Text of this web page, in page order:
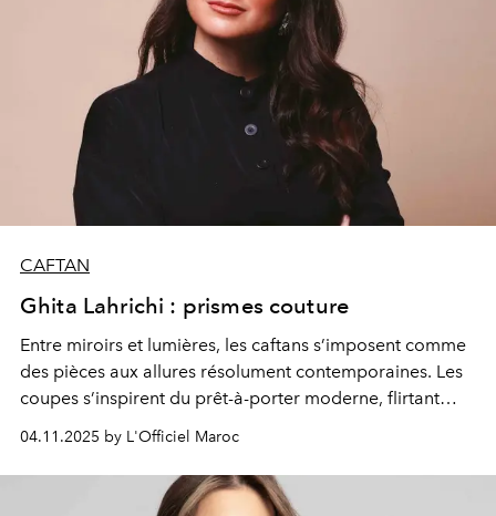
CAFTAN
Ghita Lahrichi : prismes couture
Entre miroirs et lumières, les caftans s’imposent comme
des pièces aux allures résolument contemporaines. Les
coupes s’inspirent du prêt-à-porter moderne, flirtant
avec la fluidité des robes du soir et la structure du
tailoring, tandis que broderies, perles et cristaux captent
chaque éclat. Dans ce jeu de reflets, la femme rayonne,
audacieuse et souveraine, sublimant un héritage
04.11.2025 by L'Officiel Maroc